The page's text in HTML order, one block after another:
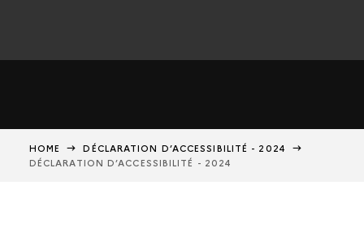
HOME
DÉCLARATION D’ACCESSIBILITÉ - 2024
DÉCLARATION D’ACCESSIBILITÉ - 2024